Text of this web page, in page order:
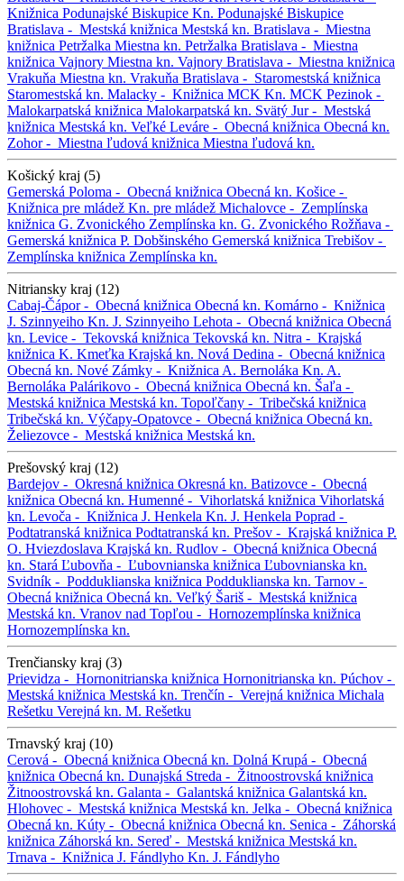
Knižnica Podunajské Biskupice Kn. Podunajské Biskupice
Bratislava - Mestská knižnica Mestská kn. Bratislava - Miestna
knižnica Petržalka Miestna kn. Petržalka Bratislava - Miestna
knižnica Vajnory Miestna kn. Vajnory Bratislava - Miestna knižnica
Vrakuňa Miestna kn. Vrakuňa Bratislava - Staromestská knižnica
Staromestská kn. Malacky - Knižnica MCK Kn. MCK Pezinok -
Malokarpatská knižnica Malokarpatská kn. Svätý Jur - Mestská
knižnica Mestská kn. Veľké Leváre - Obecná knižnica Obecná kn.
Zohor - Miestna ľudová knižnica Miestna ľudová kn.
Košický kraj (5)
Gemerská Poloma - Obecná knižnica Obecná kn. Košice -
Knižnica pre mládež Kn. pre mládež Michalovce - Zemplínska
knižnica G. Zvonického Zemplínska kn. G. Zvonického Rožňava -
Gemerská knižnica P. Dobšinského Gemerská knižnica Trebišov -
Zemplínska knižnica Zemplínska kn.
Nitriansky kraj (12)
Cabaj-Čápor - Obecná knižnica Obecná kn. Komárno - Knižnica
J. Szinnyeiho Kn. J. Szinnyeiho Lehota - Obecná knižnica Obecná
kn. Levice - Tekovská knižnica Tekovská kn. Nitra - Krajská
knižnica K. Kmeťka Krajská kn. Nová Dedina - Obecná knižnica
Obecná kn. Nové Zámky - Knižnica A. Bernoláka Kn. A.
Bernoláka Palárikovo - Obecná knižnica Obecná kn. Šaľa -
Mestská knižnica Mestská kn. Topoľčany - Tribečská knižnica
Tribečská kn. Výčapy-Opatovce - Obecná knižnica Obecná kn.
Želiezovce - Mestská knižnica Mestská kn.
Prešovský kraj (12)
Bardejov - Okresná knižnica Okresná kn. Batizovce - Obecná
knižnica Obecná kn. Humenné - Vihorlatská knižnica Vihorlatská
kn. Levoča - Knižnica J. Henkela Kn. J. Henkela Poprad -
Podtatranská knižnica Podtatranská kn. Prešov - Krajská knižnica P.
O. Hviezdoslava Krajská kn. Rudlov - Obecná knižnica Obecná
kn. Stará Ľubovňa - Ľubovnianska knižnica Ľubovnianska kn.
Svidník - Podduklianska knižnica Podduklianska kn. Tarnov -
Obecná knižnica Obecná kn. Veľký Šariš - Mestská knižnica
Mestská kn. Vranov nad Topľou - Hornozemplínska knižnica
Hornozemplínska kn.
Trenčiansky kraj (3)
Prievidza - Hornonitrianska knižnica Hornonitrianska kn. Púchov -
Mestská knižnica Mestská kn. Trenčín - Verejná knižnica Michala
Rešetku Verejná kn. M. Rešetku
Trnavský kraj (10)
Cerová - Obecná knižnica Obecná kn. Dolná Krupá - Obecná
knižnica Obecná kn. Dunajská Streda - Žitnoostrovská knižnica
Žitnoostrovská kn. Galanta - Galantská knižnica Galantská kn.
Hlohovec - Mestská knižnica Mestská kn. Jelka - Obecná knižnica
Obecná kn. Kúty - Obecná knižnica Obecná kn. Senica - Záhorská
knižnica Záhorská kn. Sereď - Mestská knižnica Mestská kn.
Trnava - Knižnica J. Fándlyho Kn. J. Fándlyho